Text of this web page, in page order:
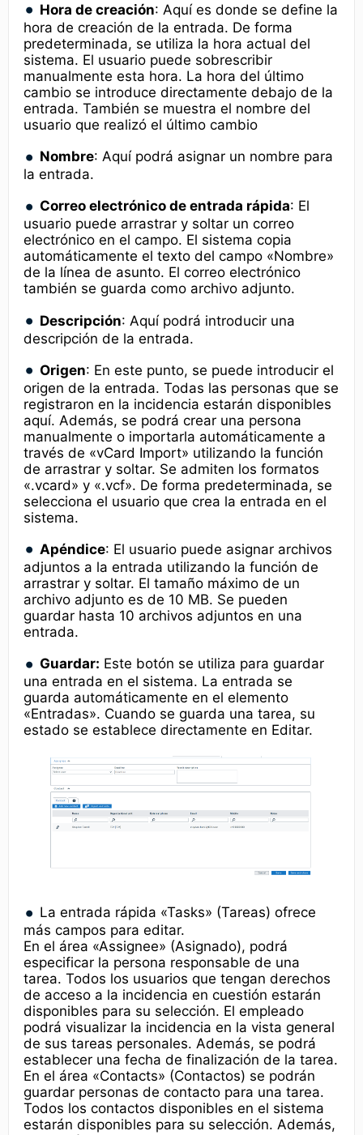
Hora de creación: Aquí es donde se define la
hora de creación de la entrada. De forma
predeterminada, se utiliza la hora actual del
sistema. El usuario puede sobrescribir
manualmente esta hora. La hora del último
cambio se introduce directamente debajo de la
entrada. También se muestra el nombre del
usuario que realizó el último cambio
Nombre: Aquí podrá asignar un nombre para
la entrada.
Correo electrónico de entrada rápida: El
usuario puede arrastrar y soltar un correo
electrónico en el campo. El sistema copia
automáticamente el texto del campo «Nombre»
de la línea de asunto. El correo electrónico
también se guarda como archivo adjunto.
Descripción: Aquí podrá introducir una
descripción de la entrada.
Origen: En este punto, se puede introducir el
origen de la entrada. Todas las personas que se
registraron en la incidencia estarán disponibles
aquí. Además, se podrá crear una persona
manualmente o importarla automáticamente a
través de «vCard Import» utilizando la función
de arrastrar y soltar. Se admiten los formatos
«.vcard» y «.vcf». De forma predeterminada, se
selecciona el usuario que crea la entrada en el
sistema.
Apéndice: El usuario puede asignar archivos
adjuntos a la entrada utilizando la función de
arrastrar y soltar. El tamaño máximo de un
archivo adjunto es de 10 MB. Se pueden
guardar hasta 10 archivos adjuntos en una
entrada.
Guardar: Este botón se utiliza para guardar
una entrada en el sistema. La entrada se
guarda automáticamente en el elemento
«Entradas». Cuando se guarda una tarea, su
estado se establece directamente en Editar.
La entrada rápida «Tasks» (Tareas) ofrece
más campos para editar.
En el área «Assignee» (Asignado), podrá
especificar la persona responsable de una
tarea. Todos los usuarios que tengan derechos
de acceso a la incidencia en cuestión estarán
disponibles para su selección. El empleado
podrá visualizar la incidencia en la vista general
de sus tareas personales. Además, se podrá
establecer una fecha de finalización de la tarea.
En el área «Contacts» (Contactos) se podrán
guardar personas de contacto para una tarea.
Todos los contactos disponibles en el sistema
estarán disponibles para su selección. Además,